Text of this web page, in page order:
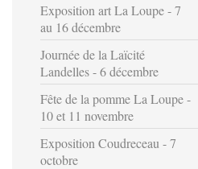
Exposition art La Loupe - 7
au 16 décembre
Journée de la Laïcité
Landelles - 6 décembre
Fête de la pomme La Loupe -
10 et 11 novembre
Exposition Coudreceau - 7
octobre